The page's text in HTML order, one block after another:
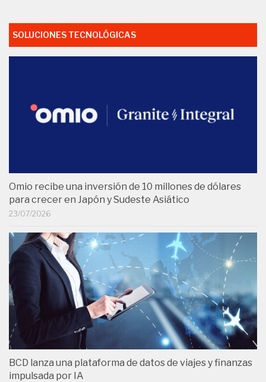
SOLUCIONES TECNOLÓGICAS
Omio recibe una inversión de 10 millones de dólares
para crecer en Japón y Sudeste Asiático
23/07/2026
BCD lanza una plataforma de datos de viajes y finanzas
impulsada por IA